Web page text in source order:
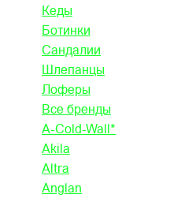
Кеды
Ботинки
Сандалии
Шлепанцы
Лоферы
Все бренды
A-Cold-Wall*
Akila
Altra
Anglan